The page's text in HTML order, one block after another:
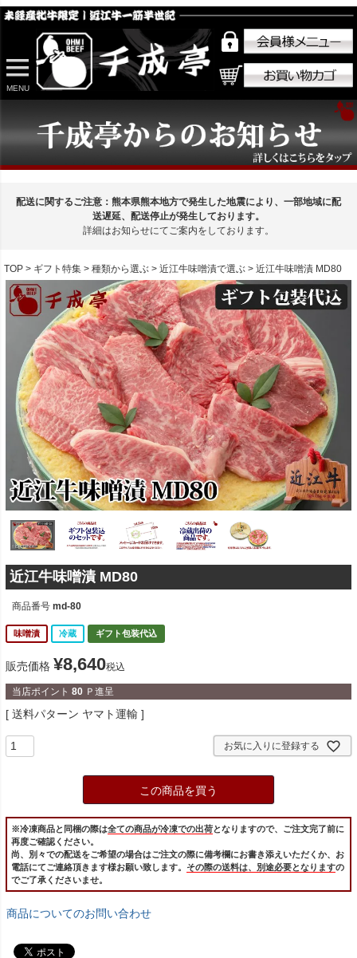
MENU
配送に関するご注意：熊本県熊本地方で発生した地震により、一部地域に配
送遅延、配送停止が発生しております。
詳細はお知らせにてご案内をしております。
TOP ギフト特集 種類から選ぶ 近江牛味噌漬で選ぶ 近江牛味噌漬 MD80
近江牛味噌漬 MD80
商品番号 md-80
味噌漬 冷蔵 ギフト包装代込
販売価格 ¥8,640税込
当店ポイント 80 Ｐ進呈
送料パターン ヤマト運輸
お気に入りに登録する
この商品を買う
※冷凍商品と同梱の際は全ての商品が冷凍での出荷となりますので、ご注文完了前に
再度ご確認ください。
尚、別々での配送をご希望の場合はご注文の際に備考欄にお書き添えいただくか、お
電話にてご連絡頂きます様お願い致します。 その際の送料は、別途必要となりますの
でご了承くださいませ。
商品についてのお問い合わせ